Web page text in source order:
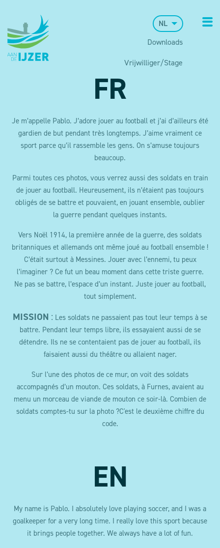
NL
Downloads
Vrijwilliger/Stage
FR
Je m’appelle Pablo. J’adore jouer au football et j’ai d’ailleurs été
gardien de but pendant très longtemps. J’aime vraiment ce
sport parce qu’il rassemble les gens. On s’amuse toujours
beaucoup.
Parmi toutes ces photos, vous verrez aussi des soldats en train
de jouer au football. Heureusement, ils n’étaient pas toujours
obligés de se battre et pouvaient, en jouant ensemble, oublier
la guerre pendant quelques instants.
Vers Noël 1914, la première année de la guerre, des soldats
britanniques et allemands ont même joué au football ensemble !
C’était surtout à Messines. Jouer avec l’ennemi, tu peux
l’imaginer ? Ce fut un beau moment dans cette triste guerre.
Ne pas se battre, l’espace d’un instant. Juste jouer au football,
tout simplement.
MISSION : Les soldats ne passaient pas tout leur temps à se
battre. Pendant leur temps libre, ils essayaient aussi de se
détendre. Ils ne se contentaient pas de jouer au football, ils
faisaient aussi du théâtre ou allaient nager.
Sur l’une des photos de ce mur, on voit des soldats
accompagnés d’un mouton. Ces soldats, à Furnes, avaient au
menu un morceau de viande de mouton ce soir-là. Combien de
soldats comptes-tu sur la photo ?C'est le deuxième chiffre du
code.
EN
My name is Pablo. I absolutely love playing soccer, and I was a
goalkeeper for a very long time. I really love this sport because
it brings people together. We always have a lot of fun.